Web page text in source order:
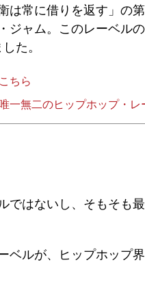
は常に借りを返す」の
ジャム。このレーベル
た。
こちら
一無二のヒップホップ・レ
ではないし、そもそも
ベルが、ヒップホップ